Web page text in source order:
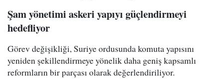
Şam yönetimi askeri yapıyı güçlendirmeyi
hedefliyor
Görev değişikliği, Suriye ordusunda komuta yapısını
yeniden şekillendirmeye yönelik daha geniş kapsamlı
reformların bir parçası olarak değerlendiriliyor.